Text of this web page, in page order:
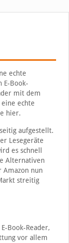
echte
E-Book-
mit dem
echte
hier.
aufgestellt.
Lesegeräte
es schnell
Alternativen
nun
streitig
Book-Reader,
vor allem